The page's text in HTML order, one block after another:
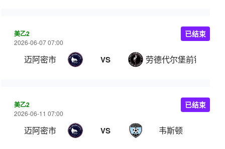
美乙2
2026-06-07 07:00
迈阿密市 VS 劳德代尔堡前锋
已结束
美乙2
2026-06-11 07:00
迈阿密市 VS 韦斯顿
已结束